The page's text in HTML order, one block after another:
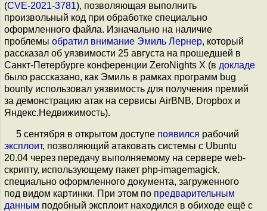
(CVE-2021-3781), позволяющая выполнить
произвольный код при обработке специально
оформленного файла. Изначально на наличие
проблемы обратил внимание Эмиль Лернер, который
рассказал об уязвимости 25 августа на прошедшей в
Санкт-Петербурге конференции ZeroNights X (в докладе
было рассказано, как Эмиль в рамках программ bug
bounty использовал уязвимость для получения премий
за демонстрацию атак на сервисы AirBNB, Dropbox и
Яндекс.Недвижимость).
5 сентября в открытом доступе появился рабочий
эксплоит, позволяющий атаковать системы с Ubuntu
20.04 через передачу выполняемому на сервере web-
скрипту, использующему пакет php-imagemagick,
специально оформленного документа, загруженного
под видом картинки. При этом по предварительным
данным подобный эксплоит находился в обиходе ещё с